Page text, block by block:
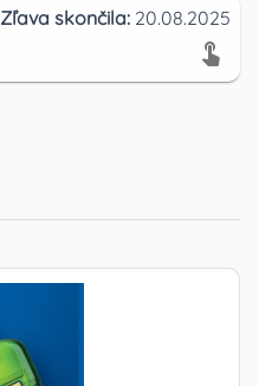
Zľava skončila: 20.08.2025